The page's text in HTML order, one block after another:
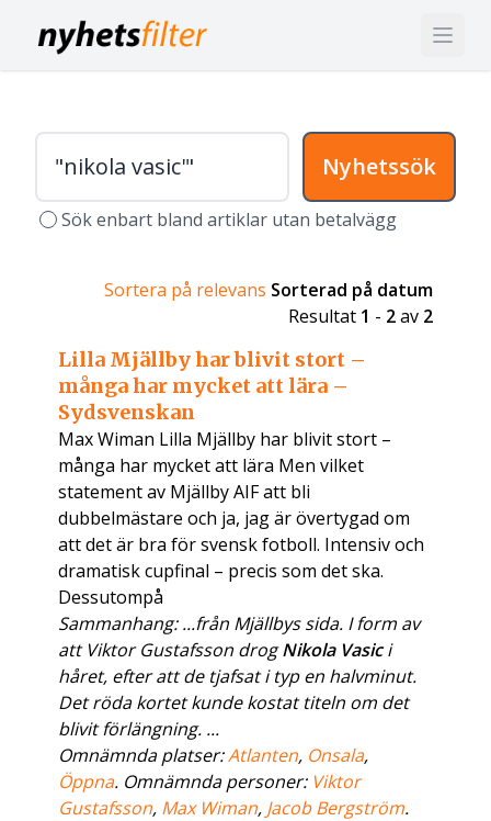
Nyhetssök
Sök enbart bland artiklar utan betalvägg
Sortera på relevans Sorterad på datum
Resultat 1 - 2av 2
Lilla Mjällby har blivit stort –
många har mycket att lära –
Sydsvenskan
Max Wiman Lilla Mjällby har blivit stort –
många har mycket att lära Men vilket
statement av Mjällby AIF att bli
dubbelmästare och ja, jag är övertygad om
att det är bra för svensk fotboll. Intensiv och
dramatisk cupfinal – precis som det ska.
Dessutompå
Sammanhang: ...från Mjällbys sida. I form av
att Viktor Gustafsson drogNikola Vasici
håret, efter att de tjafsat i typ en halvminut.
Det röda kortet kunde kostat titeln om det
blivit förlängning. ...
Omnämnda platser:Atlanten, Onsala,
Öppna. Omnämnda personer: Viktor
Gustafsson, Max Wiman, Jacob Bergström.